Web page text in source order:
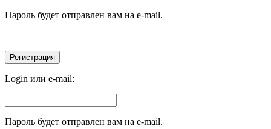
Пароль будет отправлен вам на e-mail.
Login или e-mail:
Пароль будет отправлен вам на e-mail.